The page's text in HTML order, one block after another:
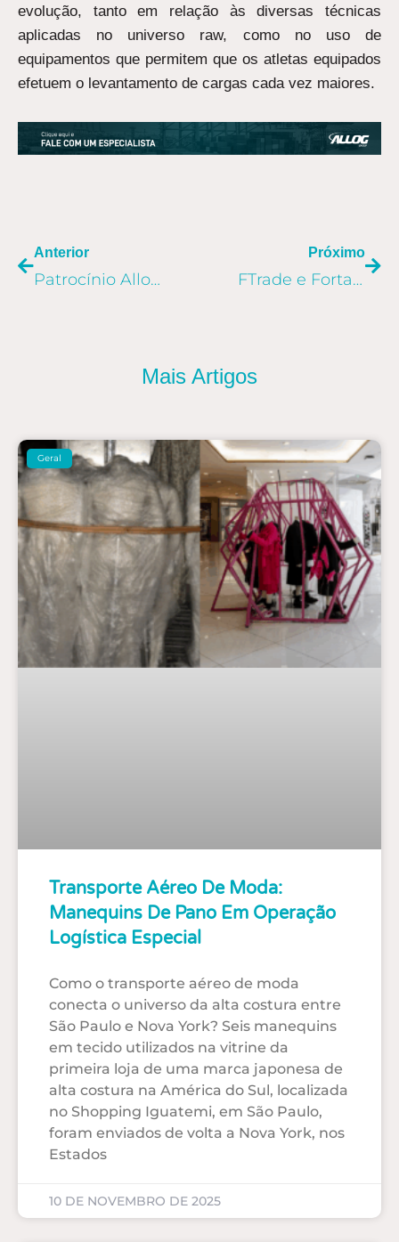
evolução, tanto em relação às diversas técnicas
aplicadas no universo raw, como no uso de
equipamentos que permitem que os atletas equipados
efetuem o levantamento de cargas cada vez maiores.
Anterior
Patrocínio Allog: paratleta busca título mundial na Europa
Próximo
FTrade e Fortallog: Grupo Allog anuncia compra de empresas
Mais Artigos
Geral
Transporte Aéreo De Moda:
Manequins De Pano Em Operação
Logística Especial
Como o transporte aéreo de moda
conecta o universo da alta costura entre
São Paulo e Nova York? Seis manequins
em tecido utilizados na vitrine da
primeira loja de uma marca japonesa de
alta costura na América do Sul, localizada
no Shopping Iguatemi, em São Paulo,
foram enviados de volta a Nova York, nos
Estados
10 DE NOVEMBRO DE 2025